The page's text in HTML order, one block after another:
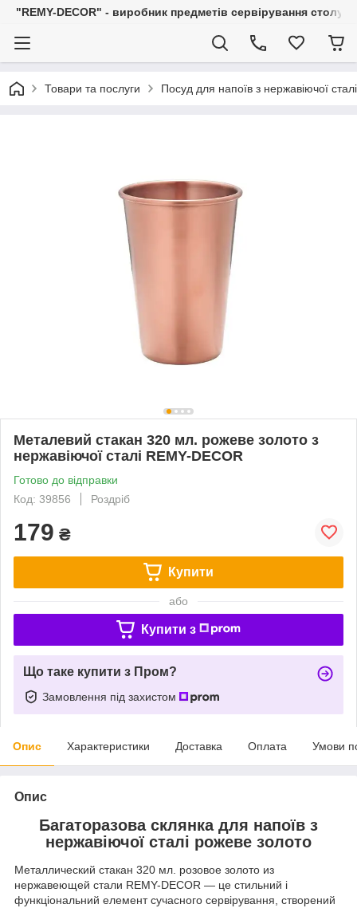
"REMY-DECOR" - виробник предметів сервірування
Товари та послуги Посуд для напоїв з нержавіючої сталі
Металевий стакан 320 мл. рожеве золото з
нержавіючої сталі REMY-DECOR
Готово до відправки
Код: 39856
Роздріб
179 ₴
Купити
або
Купити з
Що таке купити з Пром?
Замовлення під захистом
Опис Характеристики Доставка Оплата Умови
Опис
Багаторазова склянка для напоїв з
нержавіючої сталі рожеве золото
Металлический стакан 320 мл. розовое золото из
нержавеющей стали REMY-DECOR — це стильний і
функціональний елемент сучасного сервірування, створений